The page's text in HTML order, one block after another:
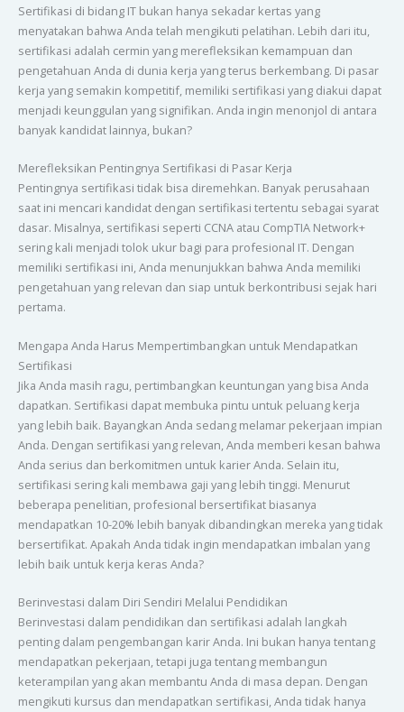
Sertifikasi di bidang IT bukan hanya sekadar kertas yang
menyatakan bahwa Anda telah mengikuti pelatihan. Lebih dari itu,
sertifikasi adalah cermin yang merefleksikan kemampuan dan
pengetahuan Anda di dunia kerja yang terus berkembang. Di pasar
kerja yang semakin kompetitif, memiliki sertifikasi yang diakui dapat
menjadi keunggulan yang signifikan. Anda ingin menonjol di antara
banyak kandidat lainnya, bukan?
Merefleksikan Pentingnya Sertifikasi di Pasar Kerja
Pentingnya sertifikasi tidak bisa diremehkan. Banyak perusahaan
saat ini mencari kandidat dengan sertifikasi tertentu sebagai syarat
dasar. Misalnya, sertifikasi seperti CCNA atau CompTIA Network+
sering kali menjadi tolok ukur bagi para profesional IT. Dengan
memiliki sertifikasi ini, Anda menunjukkan bahwa Anda memiliki
pengetahuan yang relevan dan siap untuk berkontribusi sejak hari
pertama.
Mengapa Anda Harus Mempertimbangkan untuk Mendapatkan
Sertifikasi
Jika Anda masih ragu, pertimbangkan keuntungan yang bisa Anda
dapatkan. Sertifikasi dapat membuka pintu untuk peluang kerja
yang lebih baik. Bayangkan Anda sedang melamar pekerjaan impian
Anda. Dengan sertifikasi yang relevan, Anda memberi kesan bahwa
Anda serius dan berkomitmen untuk karier Anda. Selain itu,
sertifikasi sering kali membawa gaji yang lebih tinggi. Menurut
beberapa penelitian, profesional bersertifikat biasanya
mendapatkan 10-20% lebih banyak dibandingkan mereka yang tidak
bersertifikat. Apakah Anda tidak ingin mendapatkan imbalan yang
lebih baik untuk kerja keras Anda?
Berinvestasi dalam Diri Sendiri Melalui Pendidikan
Berinvestasi dalam pendidikan dan sertifikasi adalah langkah
penting dalam pengembangan karir Anda. Ini bukan hanya tentang
mendapatkan pekerjaan, tetapi juga tentang membangun
keterampilan yang akan membantu Anda di masa depan. Dengan
mengikuti kursus dan mendapatkan sertifikasi, Anda tidak hanya